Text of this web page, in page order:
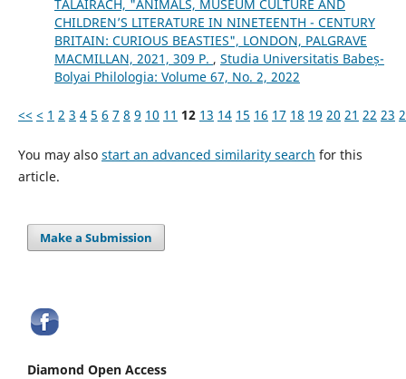
TALAIRACH, "ANIMALS, MUSEUM CULTURE AND
CHILDREN’S LITERATURE IN NINETEENTH - CENTURY
BRITAIN: CURIOUS BEASTIES", LONDON, PALGRAVE
MACMILLAN, 2021, 309 P. , Studia Universitatis Babeș-
Bolyai Philologia: Volume 67, No. 2, 2022
<< < 1 2 3 4 5 6 7 8 9 10 11 12 13 14 15 16 17 18 19 20 21 22 23
You may also start an advanced similarity search for this
article.
Make a Submission
Diamond Open Access